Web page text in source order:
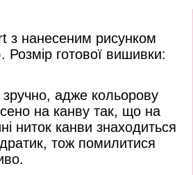
з нанесеним рисунком
Розмір готової вишивки:
адже кольорову
на канву так, що на
ниток канви знаходиться
тож помилитися